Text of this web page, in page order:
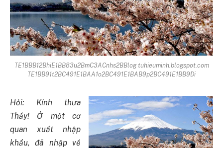
TE1BBB12BhiE1BB83u2BmC3ACnhs2BBlog tuhieuminh.blogspot.com
TE1BB91t2BC491E1BAA1o2BC491E1BAB9p2BC491E1BB9Di
Hỏi: Kính thưa
Thầy! Ở một cơ
quan xuất nhập
khẩu, đã nhập về